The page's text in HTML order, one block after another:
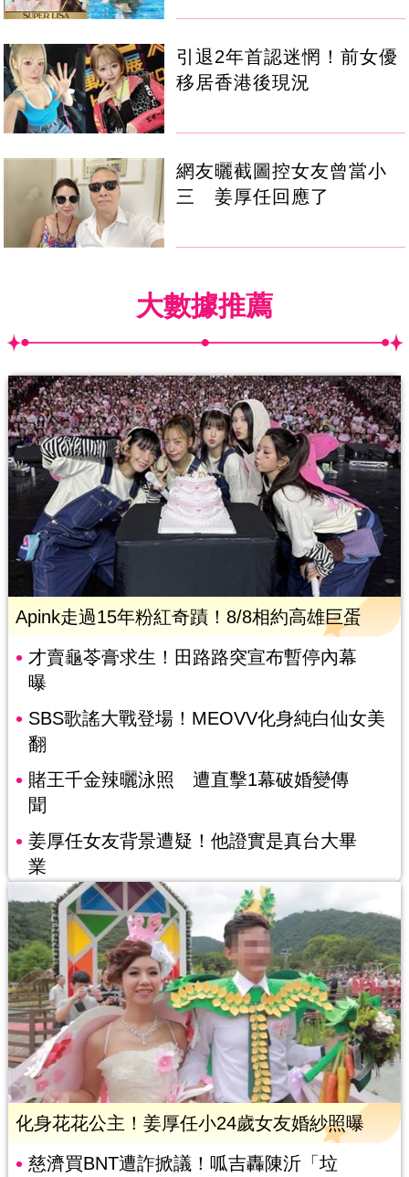
引退2年首認迷惘！前女優
移居香港後現況
網友曬截圖控女友曾當小
三 姜厚任回應了
大數據推薦
Apink走過15年粉紅奇蹟！8/8相約高雄巨蛋
才賣龜苓膏求生！田路路突宣布暫停內幕
曝
SBS歌謠大戰登場！MEOVV化身純白仙女美
翻
賭王千金辣曬泳照 遭直擊1幕破婚變傳
聞
姜厚任女友背景遭疑！他證實是真台大畢
業
化身花花公主！姜厚任小24歲女友婚紗照曝
慈濟買BNT遭詐掀議！呱吉轟陳沂「垃